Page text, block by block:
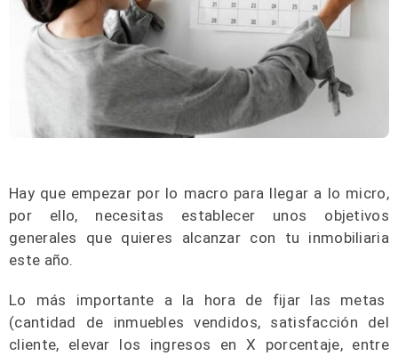
Hay que empezar por lo macro para llegar a lo micro,
por ello, necesitas establecer unos objetivos
generales que quieres alcanzar con tu inmobiliaria
este año.
Lo más importante a la hora de fijar las metas
(cantidad de inmuebles vendidos, satisfacción del
cliente, elevar los ingresos en X porcentaje, entre